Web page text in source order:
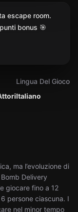
Italiano
Lingua Del Gioco
ma l’evoluzione di
Delivery
giocare fino a 12
persone ciascuna. I
nel minor tempo
escape room.
bonus 🎯